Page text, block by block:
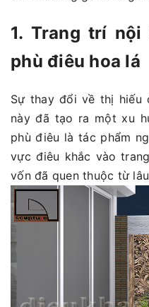
1. Trang trí
phù điêu hoa lá
Sự thay đổi về thị hiếu
này đã tạo ra một xu
phù điêu là tác phẩm
vực điêu khắc vào
vốn đã quen thuộc từ